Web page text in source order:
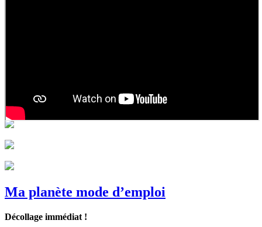
Ma planète mode d’emploi
Décollage immédiat !